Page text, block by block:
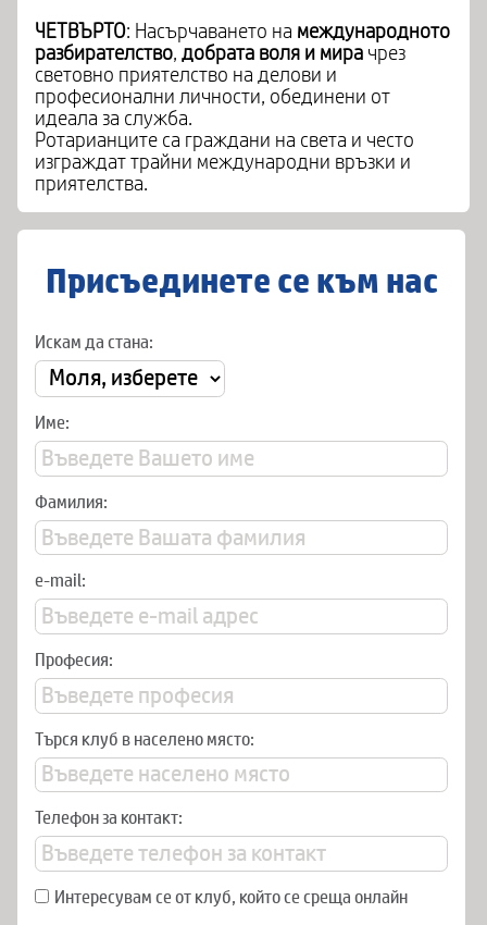
ЧЕТВЪРТО: Насърчаването на международното
разбирателство, добрата воля и мира чрез
световно приятелство на делови и
професионални личности, обединени от
идеала за служба.
Ротарианците са граждани на света и често
изграждат трайни международни връзки и
приятелства.
Присъединете се към нас
Искам да стана:
Име:
Фамилия:
e-mail:
Професия:
Търся клуб в населено място:
Телефон за контакт:
Интересувам се от клуб, който се среща онлайн